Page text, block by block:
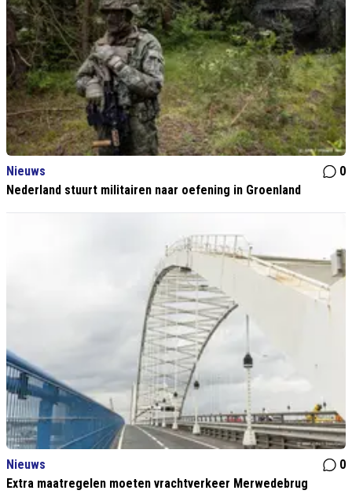
Nieuws
0
Nederland stuurt militairen naar oefening in Groenland
Nieuws
0
Extra maatregelen moeten vrachtverkeer Merwedebrug